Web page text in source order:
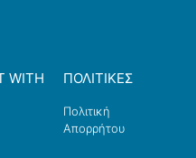
WITH ΠΟΛΙΤΙΚΕΣ
Πολιτική
Απορρήτου